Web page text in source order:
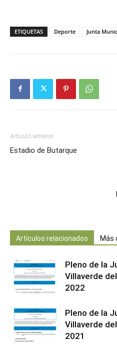
ETIQUETAS Deporte Junta
Artículo anterior
Estadio de Butarque
Artículos relacionados Más
Pleno de la
Villaverde
2022
Pleno de la
Villaverde
2021